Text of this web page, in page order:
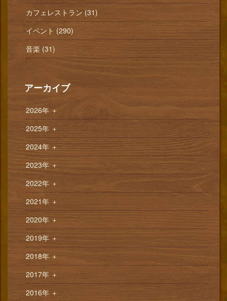
カフェレストラン (31)
イベント (290)
音楽 (31)
アーカイブ
2026年 ＋
2025年 ＋
2024年＋
2023年 ＋
2022年 ＋
2021年 ＋
2020年 ＋
2019年 ＋
2018年 ＋
2017年 ＋
2016年 ＋